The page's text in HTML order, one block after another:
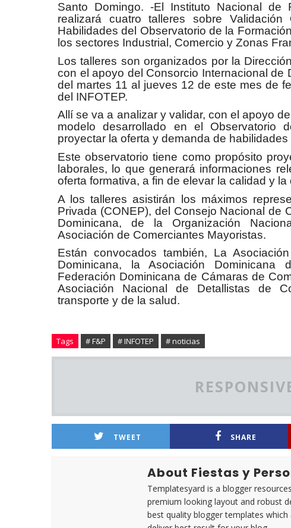
Santo Domingo. -El Instituto Nacional de
realizará cuatro talleres sobre
Habilidades del Observatorio de la
los sectores Industrial, Comercio y Zonas
Los talleres son organizados por la
con el apoyo del Consorcio Internacional de
del martes 11 al jueves 12 de este mes de
del INFOTEP.
Allí se va a analizar y validar, con el apoyo
modelo desarrollado en el Observatorio
proyectar la oferta y demanda de
Este observatorio tiene como propósito
laborales, lo que generará informaciones
oferta formativa, a fin de elevar la calidad y
A los talleres asistirán los máximos
Privada (CONEP), del Consejo Nacional de
Dominicana, de la Organización
Asociación de Comerciantes Mayoristas.
Están convocados también, La
Dominicana, la Asociación
Federación Dominicana de Cámaras de
Asociación Nacional de Detallistas de
transporte y de la salud.
Tags # F&P # INFOTEP # noticias
TWEET SHARE
About Fiestas y
Templatesyard is a blogger
premium looking layout and robust
best quality blogger templates